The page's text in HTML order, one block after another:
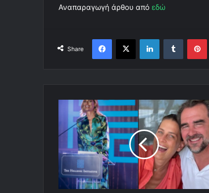
Αναπαραγωγή άρθου από εδώ
Share